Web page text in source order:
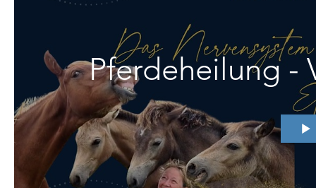
Pferdeheilung -